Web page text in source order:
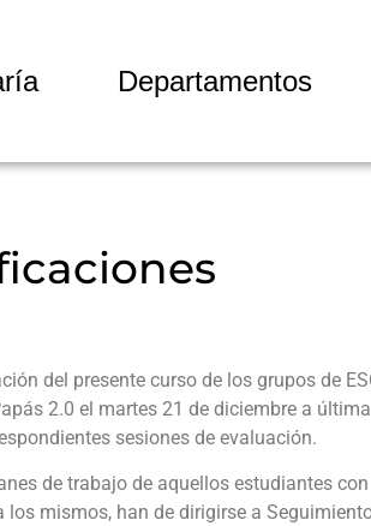
Departamentos
del presente curso de los grupos de
2.0 el martes 21 de diciembre a última
sesiones de evaluación.
de trabajo de aquellos estudiantes con
mismos, han de dirigirse a